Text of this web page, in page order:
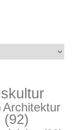
Architektur
(92)